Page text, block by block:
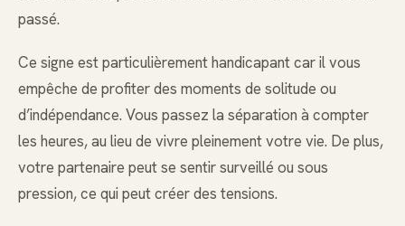
passé.
Ce signe est particulièrement handicapant car il vous
empêche de profiter des moments de solitude ou
d’indépendance. Vous passez la séparation à compter
les heures, au lieu de vivre pleinement votre vie. De plus,
votre partenaire peut se sentir surveillé ou sous
pression, ce qui peut créer des tensions.